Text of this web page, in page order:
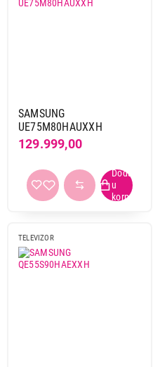
SAMSUNG
UE75M80HAUXXH
129.999,00
TELEVIZOR